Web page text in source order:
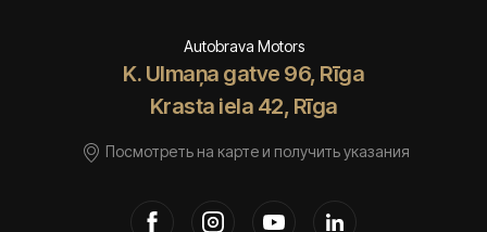
Autobrava Motors
K. Ulmaņa gatve 96, Rīga
Krasta iela 42, Rīga
Посмотреть на карте и получить указания